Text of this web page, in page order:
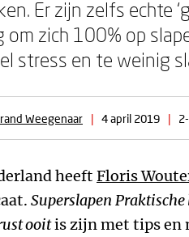
Er zijn zelfs echte
om zich 100% op
stress en te weinig
Weegenaar | 4 april 2019 |
heeft Floris
Superslapen
ooitis zijn met tips en